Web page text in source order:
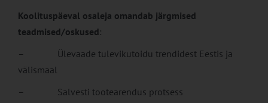
Koolituspäeval osaleja omandab järgmised
teadmised/oskused:
– Ülevaade tulevikutoidu trendidest Eestis ja
välismaal
– Salvesti tootearendus protsess